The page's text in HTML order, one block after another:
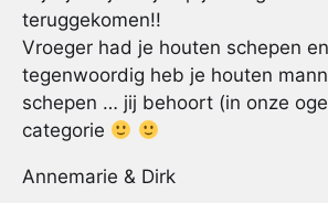
teruggekomen!!
Vroeger had je houten schepen
tegenwoordig heb je houten
schepen … jij behoort (in onze
categorie
Annemarie & Dirk